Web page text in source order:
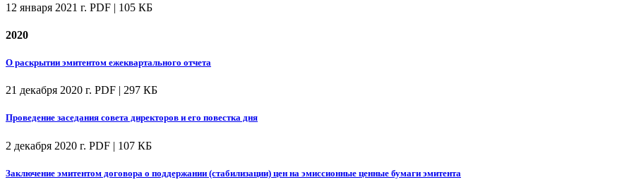
12 января 2021 г. PDF | 105 КБ
2020
О раскрытии эмитентом ежеквартального отчета
21 декабря 2020 г. PDF | 297 КБ
Проведение заседания совета директоров и его повестка дня
2 декабря 2020 г. PDF | 107 КБ
Заключение эмитентом договора о поддержании (стабилизации) цен на эмиссионные ценные бумаги эмитента